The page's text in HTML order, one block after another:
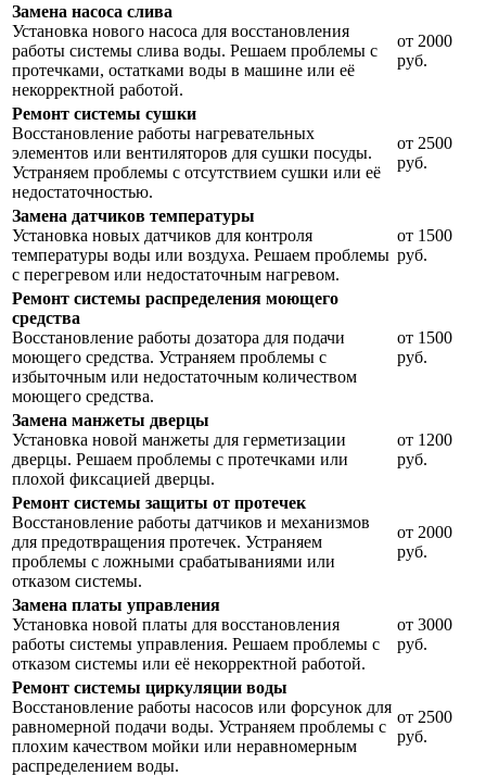
Замена насоса слива
Установка нового насоса для восстановления
работы системы слива воды. Решаем проблемы с
протечками, остатками воды в машине или её
некорректной работой.
от 2000
руб.
Ремонт системы сушки
Восстановление работы нагревательных
элементов или вентиляторов для сушки посуды.
Устраняем проблемы с отсутствием сушки или её
недостаточностью.
от 2500
руб.
Замена датчиков температуры
Установка новых датчиков для контроля
температуры воды или воздуха. Решаем проблемы
с перегревом или недостаточным нагревом.
от 1500
руб.
Ремонт системы распределения моющего
средства
Восстановление работы дозатора для подачи
моющего средства. Устраняем проблемы с
избыточным или недостаточным количеством
моющего средства.
от 1500
руб.
Замена манжеты дверцы
Установка новой манжеты для герметизации
дверцы. Решаем проблемы с протечками или
плохой фиксацией дверцы.
от 1200
руб.
Ремонт системы защиты от протечек
Восстановление работы датчиков и механизмов
для предотвращения протечек. Устраняем
проблемы с ложными срабатываниями или
отказом системы.
от 2000
руб.
Замена платы управления
Установка новой платы для восстановления
работы системы управления. Решаем проблемы с
отказом системы или её некорректной работой.
от 3000
руб.
Ремонт системы циркуляции воды
Восстановление работы насосов или форсунок для
равномерной подачи воды. Устраняем проблемы с
плохим качеством мойки или неравномерным
распределением воды.
от 2500
руб.